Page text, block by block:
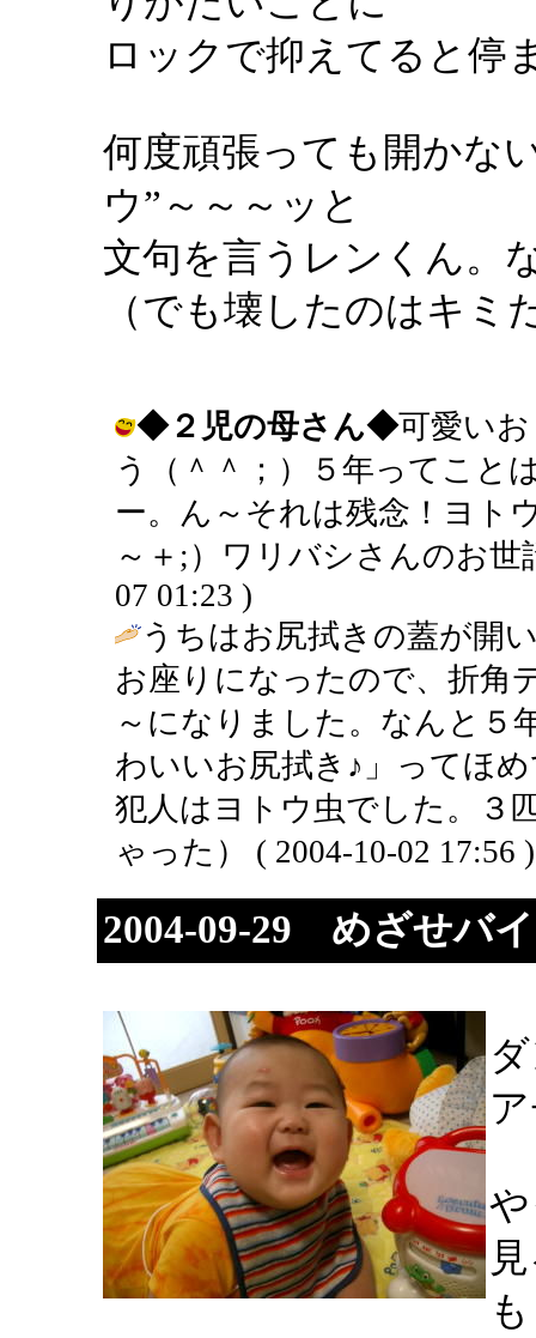
ロックで抑えてると停
何度頑張っても開かな
ウ”～～～ッと
文句を言うレンくん。
（でも壊したのはキミ
◆２児の母さん◆可愛い
う（＾＾；）５年ってこと
ー。ん～それは残念！ヨト
～＋;）ワリバシさんのお世
07 01:23 )
うちはお尻拭きの蓋が開
お座りになったので、折角
～になりました。なんと５
わいいお尻拭き♪」ってほ
犯人はヨトウ虫でした。３
ゃった） ( 2004-10-02 17:56 )
2004-09-29 めざせバ